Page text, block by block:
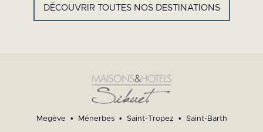
FRENCH
WEST
DÉCOUVRIR TOUTES NOS DESTINATIONS
Megève • Ménerbes• Saint-Tropez • Saint-Barth